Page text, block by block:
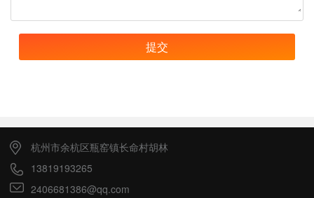
提交
杭州市余杭区瓶窑镇长命村胡林
13819193265
2406681386@qq.com